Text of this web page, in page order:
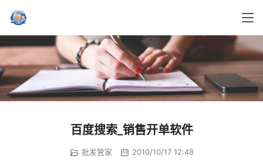
百度搜索_销售开单软件
批发管家 2010/10/17 12:48